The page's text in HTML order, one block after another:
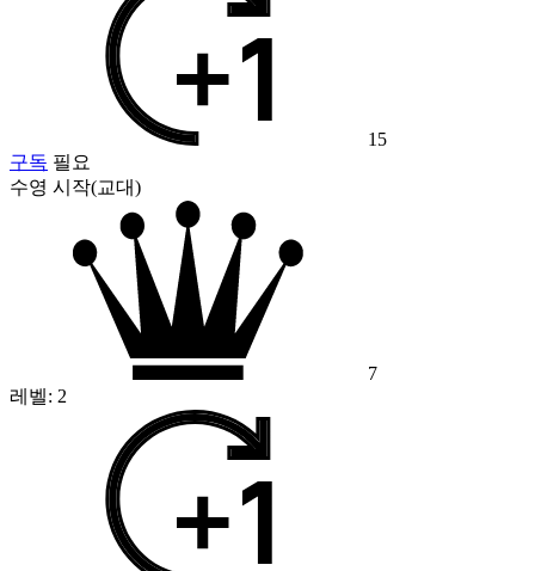
15
구독 필요
수영 시작(교대)
7
레벨: 2